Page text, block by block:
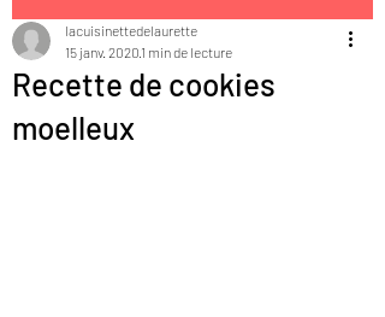
Recette de cookies
moelleux
lacuisinettedelaurette
15 janv. 2020 1 min de lecture